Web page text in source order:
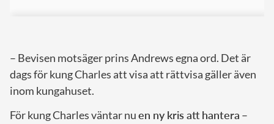
– Bevisen motsäger prins Andrews egna ord. Det är
dags för kung Charles att visa att rättvisa gäller även
inom kungahuset.
För kung Charles väntar nuen ny kris att hantera –